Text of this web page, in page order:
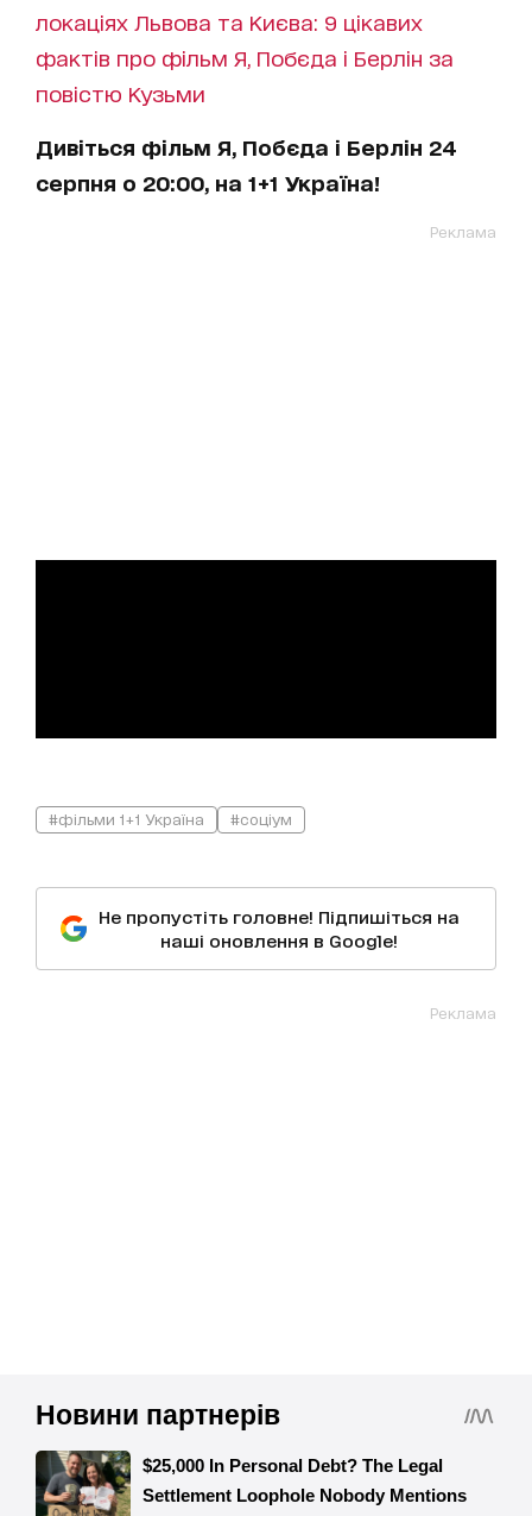
локаціях Львова та Києва: 9 цікавих
фактів про фільм Я, Побєда і Берлін за
повістю Кузьми
Дивіться фільм Я, Побєда і Берлін 24
серпня о 20:00, на 1+1 Україна!
Реклама
#фільми 1+1 Україна #соціум
Не пропустіть головне! Підпишіться на
наші оновлення в Google!
Реклама